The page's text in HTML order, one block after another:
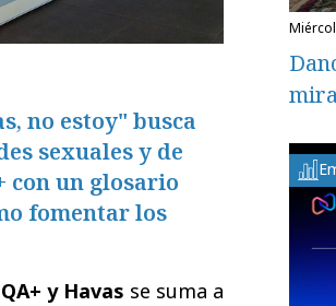
no estoy" busca
sexuales y de
con un glosario
fomentar los
y Havas se suma a